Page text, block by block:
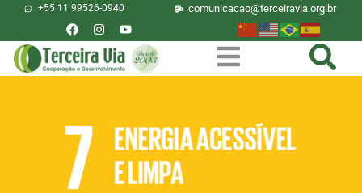
+55 11 99526-0940 comunicacao@terceiravia.org.br